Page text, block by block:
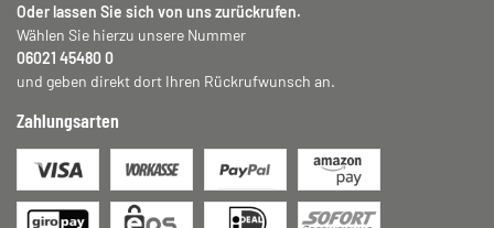
Oder lassen Sie sich von uns zurückrufen.
Wählen Sie hierzu unsere Nummer
06021 45480 0
und geben direkt dort Ihren Rückrufwunsch an.
Zahlungsarten